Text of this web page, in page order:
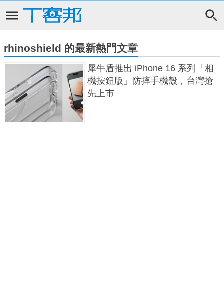
rhinoshield 的最新熱門文章
犀牛盾推出 iPhone 16 系列「相
機按鈕版」防摔手機殼，台灣搶
先上市